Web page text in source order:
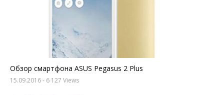
Обзор смартфона ASUS Pegasus 2 Plus
15.09.2016- 6 127 Views